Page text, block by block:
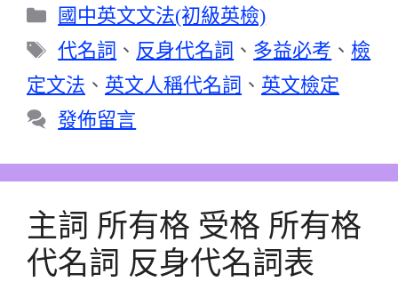
分
類
國中英文文法(初級英檢)
標
籤
代名詞 、 反身代名詞 、 多益必考 、 檢
定文法 、 英文人稱代名詞 、 英文檢定
發佈留言
主詞 所有格 受格 所有格
代名詞 反身代名詞表